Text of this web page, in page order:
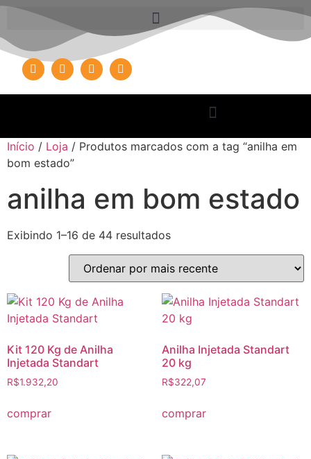
Início / Loja / Produtos marcados com a tag “anilha em
bom estado”
anilha em bom estado
Exibindo 1–16 de 44 resultados
Kit 120 Kg de Anilha
Injetada Standart
R$1.932,20
comprar
Anilha Injetada Standart
20 kg
R$322,07
comprar